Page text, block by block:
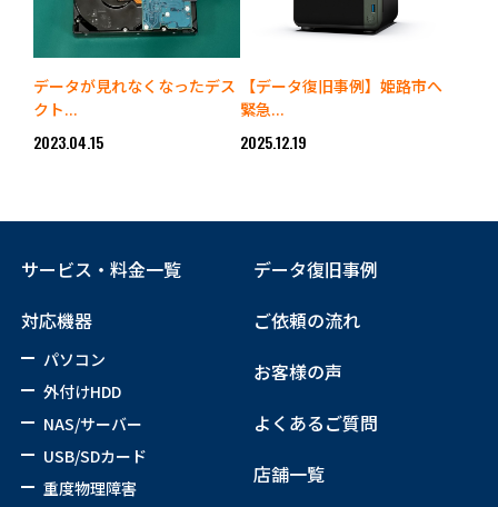
データが見れなくなったデス
クト...
2023.04.15
【データ復旧事例】姫路市へ
緊急...
2025.12.19
サービス・料金一覧
対応機器
パソコン
外付けHDD
NAS/サーバー
USB/SDカード
重度物理障害
データ復旧事例
ご依頼の流れ
お客様の声
よくあるご質問
店舗一覧